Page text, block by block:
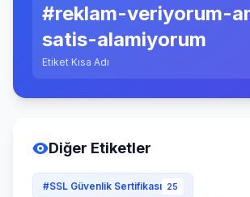
#reklam-veriyorum-
satis-alamiyorum
Etiket Kısa Adı
Diğer Etiketler
#SSL Güvenlik Sertifikası 25